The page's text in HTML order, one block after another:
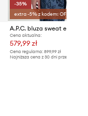
-35%
extra -5% z kodem: OFF*
A.P.C. bluza sweat ethan -
Cena aktualna:
579,99 zł
Cena regularna: 899,99 zł
Najniższa cena z 30 dni przed obniżką: